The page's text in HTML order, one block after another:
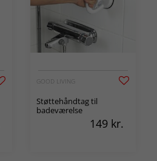
GOOD LIVING
Støttehåndtag til
badeværelse
149 kr.